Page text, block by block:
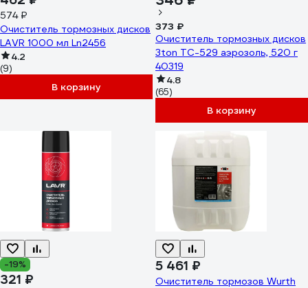
574 ₽
Очиститель тормозных дисков
LAVR 1000 мл Ln2456
4.2
(9)
В корзину
373 ₽
Очиститель тормозных дисков
3ton ТС-529 аэрозоль, 520 г
40319
4.8
(65)
В корзину
-19%
321 ₽
5 461 ₽
Очиститель тормозов Wurth